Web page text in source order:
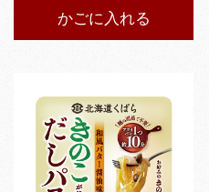
かごに入れる